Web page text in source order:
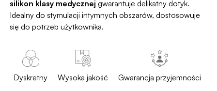
silikon klasy medycznej gwarantuje delikatny dotyk.
Idealny do stymulacji intymnych obszarów, dostosowuje
się do potrzeb użytkownika.
Dyskretny Wysoka jakość Gwarancja przyjemności